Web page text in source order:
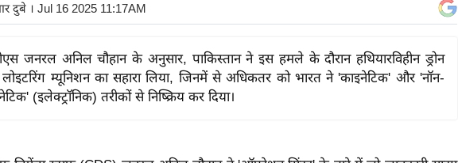
दुबे । Jul 16 2025 11:17AM
जनरल अनिल चौहान के अनुसार, पाकिस्तान ने इस हमले के दौरान हथियारविहीन ड्रोन
म्यूनिशन का सहारा लिया, जिनमें से अधिकतर को भारत ने 'काइनेटिक' और 'नॉन-
(इलेक्ट्रॉनिक) तरीकों से निष्क्रिय कर दिया।